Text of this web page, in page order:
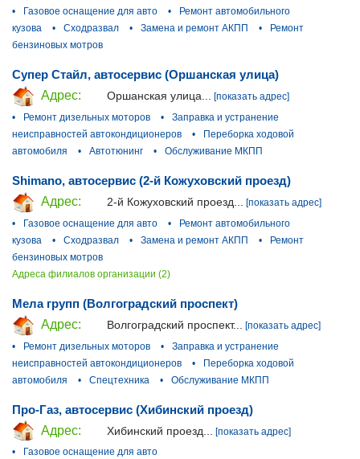
•
Газовое оснащение для авто •
Ремонт автомобильного
кузова
• Сходразвал • Замена и ремонт АКПП •
Ремонт
бензиновых мотров
Супер Стайл, автосервис (Оршанская улица)
Адрес:
Оршанская улица... [показать адрес]
•
Ремонт дизельных моторов •
Заправка и устранение
неисправностей автокондиционеров
•
Переборка ходовой
автомобиля
• Автотюнинг • Обслуживание МКПП
Shimano, автосервис (2-й Кожуховский проезд)
Адрес:
2-й Кожуховский проезд...
[показать адрес]
•
Газовое оснащение для авто •
Ремонт автомобильного
кузова
• Сходразвал • Замена и ремонт АКПП •
Ремонт
бензиновых мотров
Адреса филиалов организации (2)
Мела групп (Волгоградский проспект)
Адрес:
Волгоградский проспект...
[показать адрес]
•
Ремонт дизельных моторов •
Заправка и устранение
неисправностей автокондиционеров
•
Переборка ходовой
автомобиля
• Спецтехника • Обслуживание МКПП
Про-Газ, автосервис (Хибинский проезд)
Адрес:
Хибинский проезд...
[показать адрес]
•
Газовое оснащение для авто